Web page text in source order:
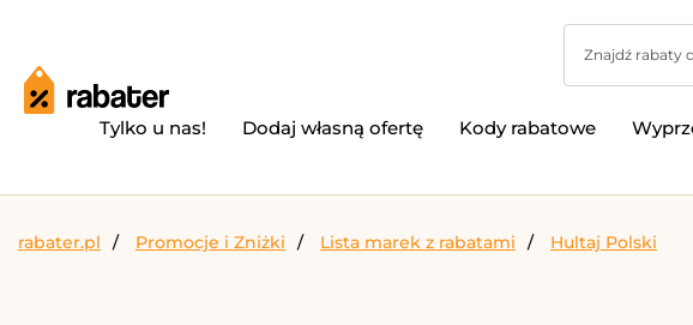
Tylko u nas! Dodaj własną ofertę Kody rabatowe
rabater.pl Promocje i Zniżki Lista marek z rabatami Hultaj Polski